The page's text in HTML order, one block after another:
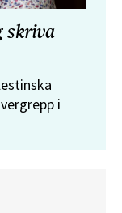
skriva
i